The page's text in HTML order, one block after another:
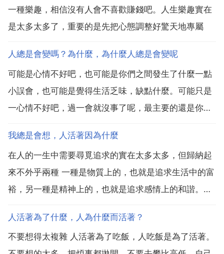
一種樂趣，相信沒有人會不喜歡賺錢吧。人生樂趣實在
是太多太多了，重要的是先把心態調整好驚天地專屬
人總是會變嗎？為什麼，為什麼人總是會變呢
可能是心情不好吧，也可能是你們之間發生了什麼一點
小誤會，也可能是覺得生活乏味，缺點什麼。可能只是
一心情不好吧，過一會就沒事了呢，最主要的還是你們
了，好朋友就要好好珍惜，因為自己很多時候也控制不
了自己的情緒，所以別人也會這樣啊，看開點就好了，
如果真是朋...
我總是會想，人活著因為什麼
在人的一生中需要尋覓追求的實在太多太多，但歸納起
來不外乎兩種 一種是物質上的，也就是追求生活中的富
裕，另一種是精神上的，也就是追求感情上的和諧。有
靜下心來想想 人不就是稀裡糊塗嗎？物質上的慾望可以
通過辛勤的勞動來實現，只是時間的長短而已，有付出
人活著為了什麼，人為什麼而活著？
不要想得太複雜 人活著為了吃飯，人吃飯是為了活著。